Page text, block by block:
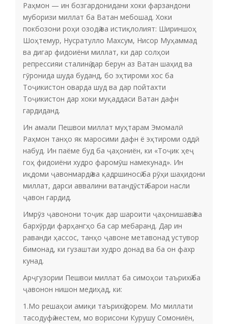
Раҳмон — ин бозгардонидани хоки фарзандони
муборизи миллат ба Ватан мебошад. Хоки
покбозони роҳи озодӣ ва истиқлолият: Шириншоҳ
Шоҳтемур, Нусратулло Махсум, Нисор Муҳаммад
ва дигар фидоиёни миллат, ки дар солҳои
репрессияи сталинӣ дар берун аз Ватан шаҳид ва
гӯронида шуда буданд, бо эҳтироми хос ба
Тоҷикистон оварда шуд ва дар пойтахти
Тоҷикистон дар хоки муқаддаси Ватан дафн
гардиданд.
Ин амали Пешвои миллат муҳтарам Эмомалӣ
Раҳмон танҳо як маросими дафн ё эҳтироми оддӣ
набуд. Ин паёме буд ба ҷаҳониён, ки «Тоҷик ҳеҷ
гоҳ фидоиёни худро фаромӯш намекунад». Ин
иқдоми ҷавонмардӣ ва қадршиносӣ ба рӯҳи шаҳидони
миллат, дарси аввалини ватандӯстӣ барои насли
ҷавон гардид.
Имрӯз ҷавонони тоҷик дар шароити ҷаҳонишавӣ ва
бархӯрди фарҳангҳо ба сар мебаранд. Дар ин
раванди ҳассос, танҳо ҷавоне метавонад устувор
бимонад, ки гузаштаи худро донад ва ба он фахр
кунад.
Арҷгузории Пешвои миллат ба симоҳои таърихӣ ба
ҷавонон нишон медиҳад, ки:
1.Мо решаҳои амиқи таърихӣ дорем. Мо миллати
тасодуфӣ нестем, мо ворисони Курушу Сомониён,